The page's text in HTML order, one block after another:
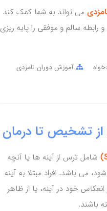
می تواند به شما کمک کند
سالم و موفقی را پایه ریزی
آموزش دوران نامزدی
از تشخیص تا درمان
شامل ترس از آینه ها یا آنچه
می باشد. افراد مبتلا به آینه
خود در آینه، یا از ظاهر
باشند.